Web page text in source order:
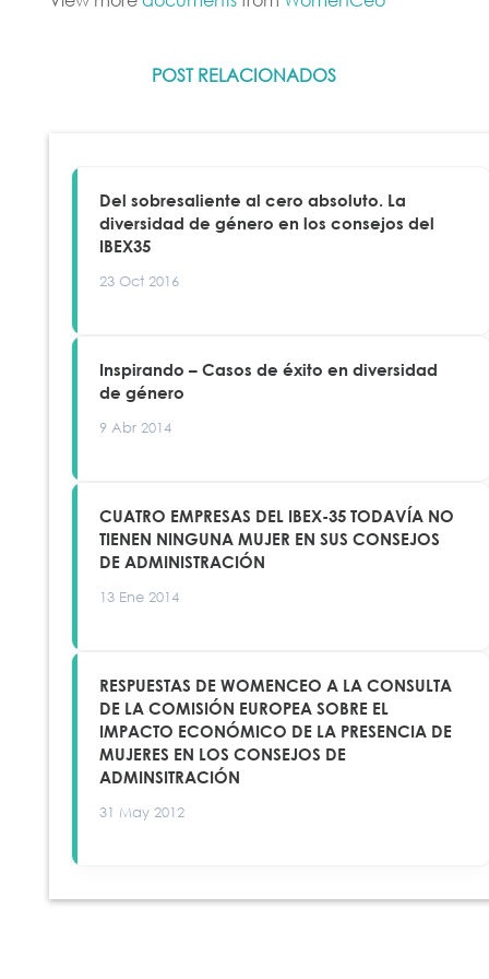
POST RELACIONADOS
Del sobresaliente al cero absoluto. La
diversidad de género en los consejos del
IBEX35
23 Oct 2016
Inspirando – Casos de éxito en diversidad
de género
9 Abr 2014
CUATRO EMPRESAS DEL IBEX-35 TODAVÍA NO
TIENEN NINGUNA MUJER EN SUS CONSEJOS
DE ADMINISTRACIÓN
13 Ene 2014
RESPUESTAS DE WOMENCEO A LA CONSULTA
DE LA COMISIÓN EUROPEA SOBRE EL
IMPACTO ECONÓMICO DE LA PRESENCIA DE
MUJERES EN LOS CONSEJOS DE
ADMINSITRACIÓN
31 May 2012